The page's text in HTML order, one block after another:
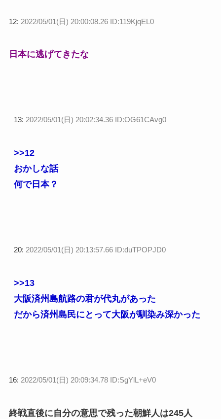
12: 2022/05/01(日) 20:00:08.26 ID:119KjqEL0
日本に逃げてきたな
13: 2022/05/01(日) 20:02:34.36 ID:OG61CAvg0
>>12
おかしな話
何で日本？
20: 2022/05/01(日) 20:13:57.66 ID:duTPOPJD0
>>13
大阪済州島航路の君が代丸があった
だから済州島民にとって大阪が馴染み深かった
16: 2022/05/01(日) 20:09:34.78 ID:SgYlL+eV0
終戦直後に自分の意思で残った朝鮮人は245人